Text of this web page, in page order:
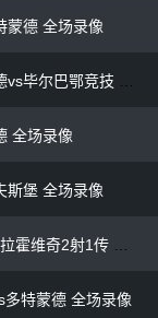
蒙德 全场录像
全场录像
斯堡 全场录像
特蒙德 全场录像